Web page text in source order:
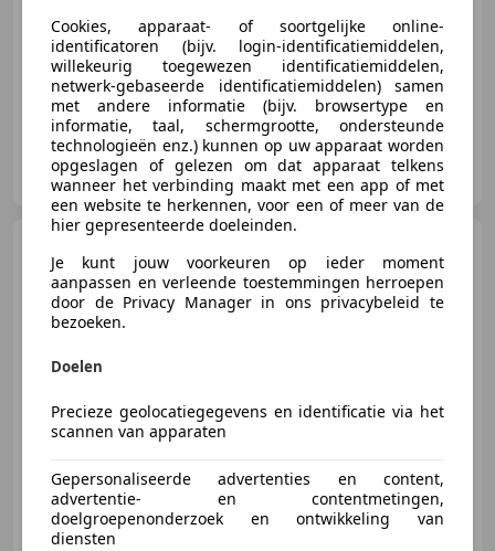
03/2018 122.670 km Benzine 250 kW (340 PK)
Vakgarage de Wit Schoonhoven
NL-2872 ZZ SCHOONHOVEN
/ Pano / Trekhaak / Keyless / 360
Camer
Cookies, apparaat- of soortgelijke online-
identificatoren (bijv. login-identificatiemiddelen,
willekeurig toegewezen identificatiemiddelen,
netwerk-gebaseerde identificatiemiddelen) samen
met andere informatie (bijv. browsertype en
informatie, taal, schermgrootte, ondersteunde
technologieën enz.) kunnen op uw apparaat worden
opgeslagen of gelezen om dat apparaat telkens
wanneer het verbinding maakt met een app of met
een website te herkennen, voor een of meer van de
hier gepresenteerde doeleinden.
Je kunt jouw voorkeuren op ieder moment
aanpassen en verleende toestemmingen herroepen
door de Privacy Manager in ons privacybeleid te
bezoeken.
Doelen
Precieze geolocatiegegevens en identificatie via het
scannen van apparaten
Gepersonaliseerde advertenties en content,
advertentie- en contentmetingen,
doelgroepenonderzoek en ontwikkeling van
diensten